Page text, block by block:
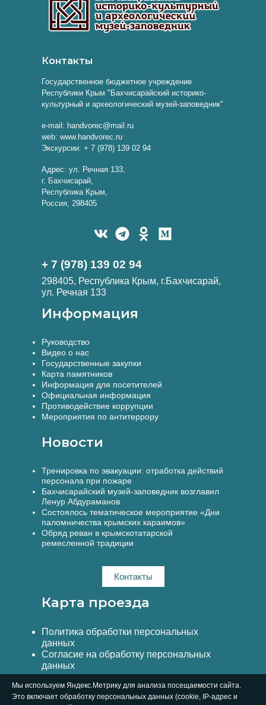
Контакты
Государственное бюджетное учреждение
Республики Крым "Бахчисарайский историко-
культурный и археологический музей-заповедник"
e-mail: handvorec@mail.ru
web: www.handvorec.ru
Экскурсии: + 7 (978) 139 02 94
Адрес: ул. Речная 133,
г. Бахчисарай,
Республика Крым,
Россия, 298405
+ 7 (978) 139 02 94
298405, Республика Крым, г.Бахчисарай,
ул. Речная 133
Информация
Руководство
Видео о нас
Государственные закупки
Карта памятников
Информация для посетителей
Официальная информация
Противодействие коррупции
Мероприятия по антитеррору
Новости
Тренировка по эвакуации: отработка действий
персонала при пожаре
Бахчисарайский музей-заповедник возглавил
Ленур Абдураманов
Состоялось тематическое мероприятие «Дни
паломничества крымских караимов»
Обряд реван в крымскотатарской
ремесленной традиции
Контакты
Карта проезда
Политика обработки персональных
данных
Согласие на обработку персональных
данных
Мы используем Яндекс.Метрику для анализа посещаемости сайта.
Это включает обработку персональных данных (cookie, IP-адрес и